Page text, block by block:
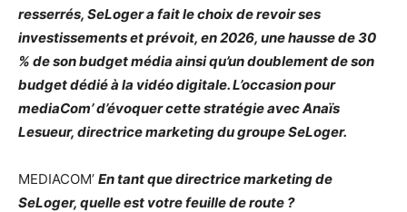
resserrés, SeLoger a fait le choix de revoir ses
investissements et prévoit, en 2026, une hausse de 30
% de son budget média ainsi qu’un doublement de son
budget dédié à la vidéo digitale. L’occasion pour
mediaCom’ d’évoquer cette stratégie avec Anaïs
Lesueur, directrice marketing du groupe SeLoger.
MEDIACOM’ En tant que directrice marketing de
SeLoger, quelle est votre feuille de route ?